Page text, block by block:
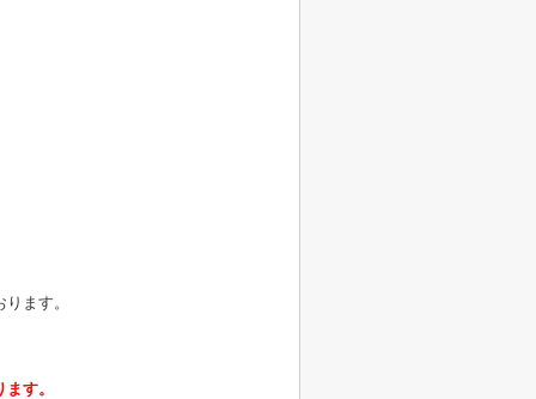
ます。
す。